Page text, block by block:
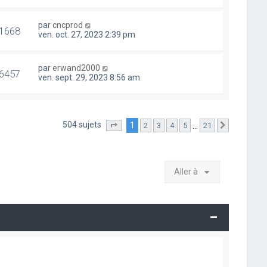
parcncprod
ven. oct. 27, 2023 2:39 pm
parerwand2000
ven. sept. 29, 2023 8:56 am
504 sujets Page sur 21
1 2 3 4 5 21
Aller à